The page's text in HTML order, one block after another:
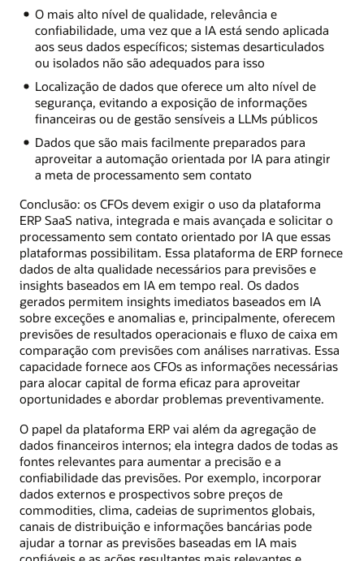
O mais alto nível de qualidade, relevância e
confiabilidade, uma vez que a IA está sendo aplicada
aos seus dados específicos; sistemas desarticulados
ou isolados não são adequados para isso
Localização de dados que oferece um alto nível de
segurança, evitando a exposição de informações
financeiras ou de gestão sensíveis a LLMs públicos
Dados que são mais facilmente preparados para
aproveitar a automação orientada por IA para atingir
a meta de processamento sem contato
Conclusão: os CFOs devem exigir o uso da plataforma
ERP SaaS nativa, integrada e mais avançada e solicitar o
processamento sem contato orientado por IA que essas
plataformas possibilitam. Essa plataforma de ERP fornece
dados de alta qualidade necessários para previsões e
insights baseados em IA em tempo real. Os dados
gerados permitem insights imediatos baseados em IA
sobre exceções e anomalias e, principalmente, oferecem
previsões de resultados operacionais e fluxo de caixa em
comparação com previsões com análises narrativas. Essa
capacidade fornece aos CFOs as informações necessárias
para alocar capital de forma eficaz para aproveitar
oportunidades e abordar problemas preventivamente.
O papel da plataforma ERP vai além da agregação de
dados financeiros internos; ela integra dados de todas as
fontes relevantes para aumentar a precisão e a
confiabilidade das previsões. Por exemplo, incorporar
dados externos e prospectivos sobre preços de
commodities, clima, cadeias de suprimentos globais,
canais de distribuição e informações bancárias pode
ajudar a tornar as previsões baseadas em IA mais